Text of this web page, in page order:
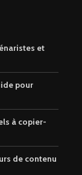
et
pour
à copier-
de contenu